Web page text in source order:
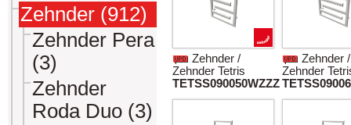
Zehnder (912)
Zehnder Pera
(3)
Zehnder
Roda Duo (3)
Zehnder /
Zehnder Tetris
TETSS090050WZZZ
Zehnder /
Zehnder